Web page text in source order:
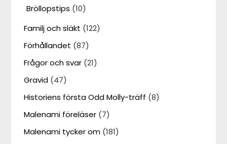
Bröllopstips (10)
Familj och släkt (122)
Förhållandet (87)
Frågor och svar (21)
Gravid (47)
Historiens första Odd Molly-träff (8)
Malenami föreläser (7)
Malenami tycker om (181)